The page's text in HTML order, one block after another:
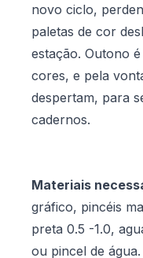
novo ciclo,
paletas de cor
estação. Outono
cores, e pela
despertam, para
cadernos.
Materiais
gráfico, pincéis
preta 0.5 -1.0,
ou pincel de água.